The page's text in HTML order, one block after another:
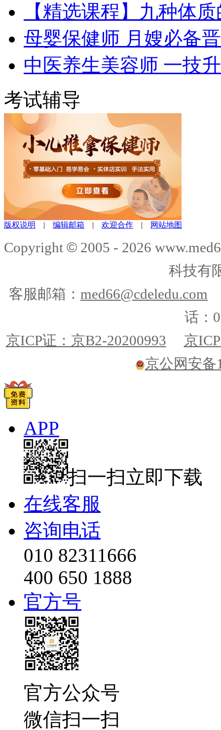
【精选课程】九种体
母婴保健师 月嫂必备
中医养生美容师 一技
考试辅导
版权说明 | 编辑邮箱 | 欢迎合作 | 网站地图
Copyright © 2005 - 2026
科技有
客服邮箱： med66@cdeledu.com
话：
京ICP证：京B2-20200993
京
京公网安备
APP
扫一扫立即下载
在线客服
咨询电话
010 82311666
400 650 1888
官方号
官方公众号
微信扫一扫